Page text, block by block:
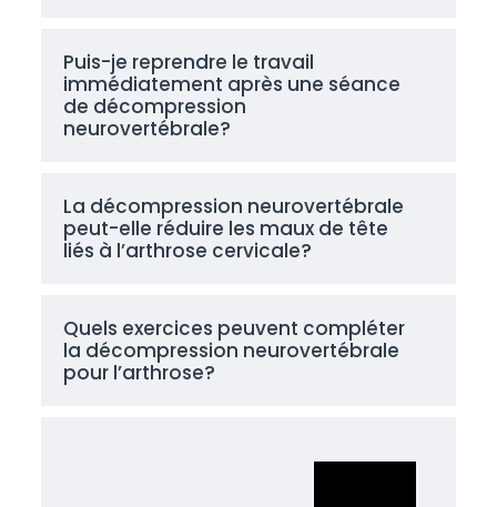
Puis-je reprendre le travail
immédiatement après une séance
de décompression
neurovertébrale?
La décompression neurovertébrale
peut-elle réduire les maux de tête
liés à l’arthrose cervicale?
Quels exercices peuvent compléter
la décompression neurovertébrale
pour l’arthrose?